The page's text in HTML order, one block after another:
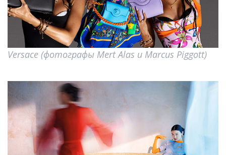
Versace (фотографы Mert Alas и Marcus Piggott)